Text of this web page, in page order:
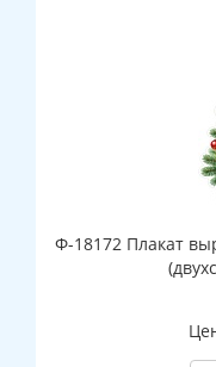
Ф-18172 Плакат